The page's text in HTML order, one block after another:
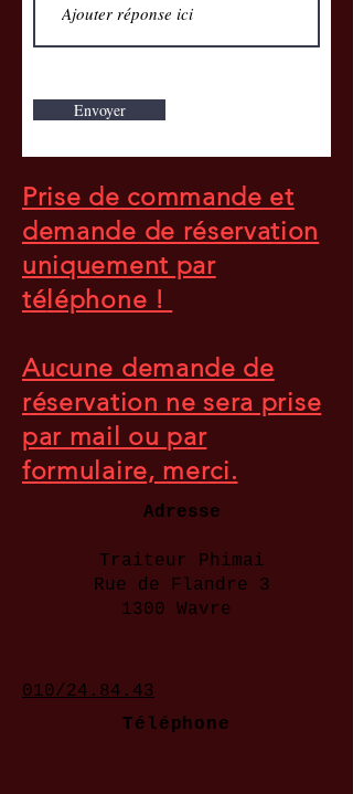
Adresse
Traiteur Phimai
Rue de Flandre 3
1300 Wavre
à emporter et vos demandes de
renseignement,contactez-nous par
Prise de commande et
demande de réservation
uniquement par
té éphone !
Aucune demande de
réservation ne sera prise
par mail ou par
formulaire, merci.
Envoyer
010/24.84.43
Téléphone